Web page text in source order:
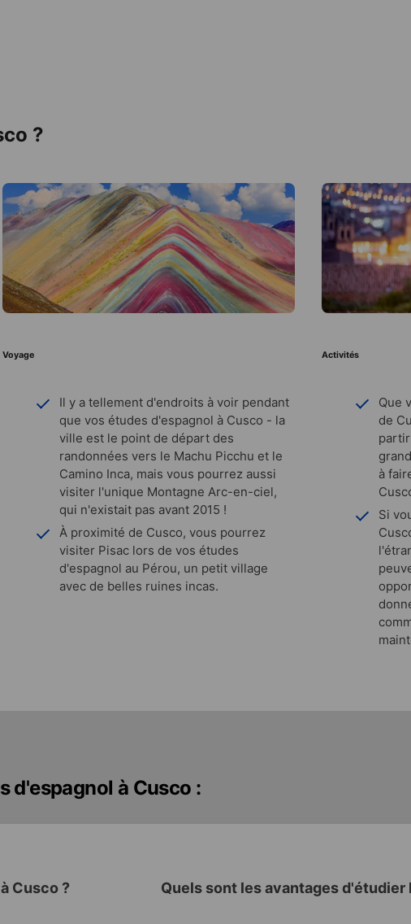
?
Voyage
Il y a tellement d'endroits à voir pendant
que vos études d'espagnol à Cusco - la
ville est le point de départ des
randonnées vers le Machu Picchu et le
Camino Inca, mais vous pourrez aussi
visiter l'unique Montagne Arc-en-ciel,
qui n'existait pas avant 2015 !
À proximité de Cusco, vous pourrez
visiter Pisac lors de vos études
d'espagnol au Pérou, un petit village
avec de belles ruines incas.
Activités
Que
de
à
Si
d'espagnol à Cusco :
Cusco ? Quels sont les avantages d'étudier